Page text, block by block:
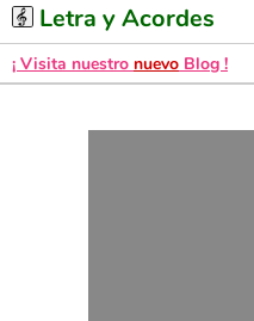
Letra y Acordes
¡ Visita nuestro nuevo Blog !